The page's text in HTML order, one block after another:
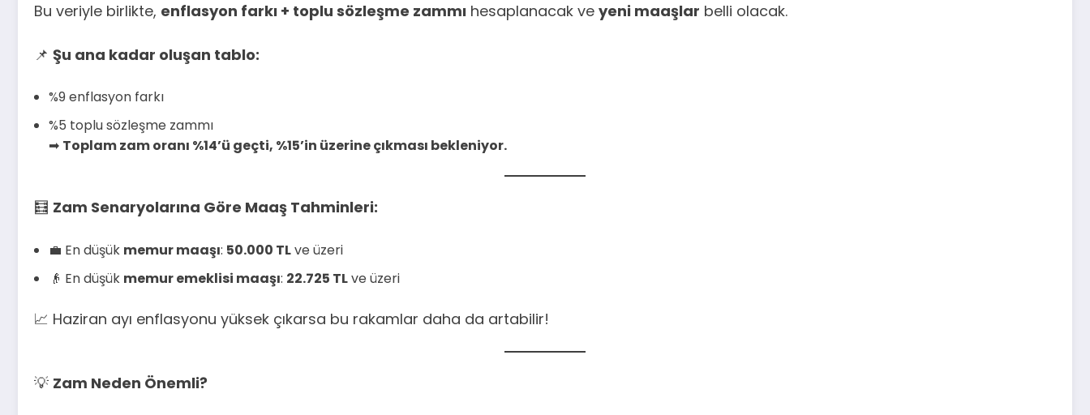
Bu veriyle birlikte, enflasyon farkı + toplu sözleşme zammı hesaplanacak ve yeni maaşlar belli olacak.
📌 Şu ana kadar oluşan tablo:
%9 enflasyon farkı
%5 toplu sözleşme zammı
➡ Toplam zam oranı %14’ü geçti, %15’in üzerine çıkması bekleniyor.
🧮 Zam Senaryolarına Göre Maaş Tahminleri:
💼 En düşük memur maaşı: 50.000 TLve üzeri
👴 En düşük memur emeklisi maaşı: 22.725 TLve üzeri
📈 Haziran ayı enflasyonu yüksek çıkarsa bu rakamlar daha da artabilir!
💡 Zam Neden Önemli?